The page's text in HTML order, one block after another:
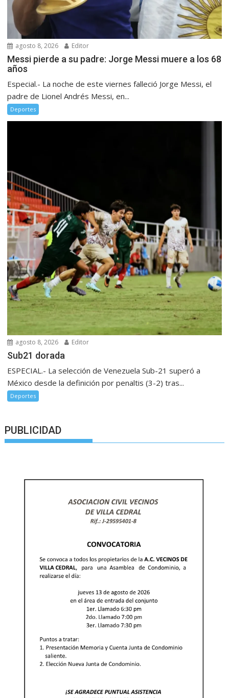
agosto 8, 2026 Editor
Messi pierde a su padre: Jorge Messi muere a los 68
años
Especial.- La noche de este viernes falleció Jorge Messi, el
padre de Lionel Andrés Messi, en...
Deportes
agosto 8, 2026 Editor
Sub21 dorada
ESPECIAL.- La selección de Venezuela Sub-21 superó a
México desde la definición por penaltis (3-2) tras...
Deportes
PUBLICIDAD